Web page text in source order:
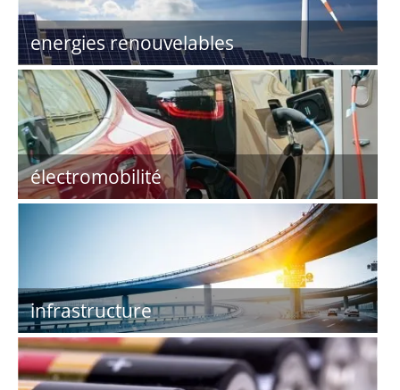
energies renouvelables
électromobilité
infrastructure